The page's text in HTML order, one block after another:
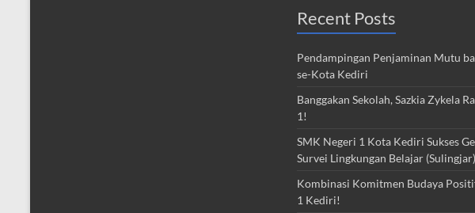
Recent Posts
Pendampingan Penjaminan Mutu
se-Kota Kediri
Banggakan Sekolah, Sazkia Zykela
1!
SMK Negeri 1 Kota Kediri Sukses
Survei Lingkungan Belajar
Kombinasi Komitmen Budaya
1 Kediri!